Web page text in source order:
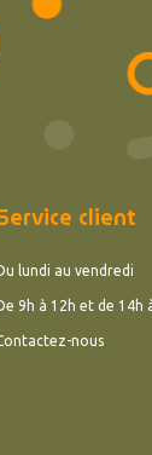
client
lundi au vendredi
9h à 12h et de 14h
nous